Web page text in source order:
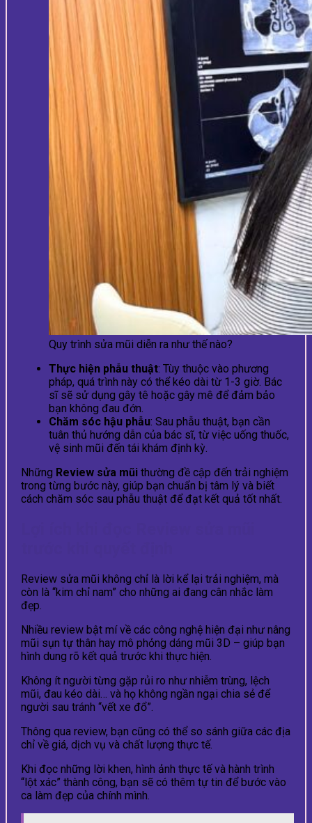
Quy trình sửa mũi diễn ra như thế nào?
Thực hiện phẫu thuật: Tùy thuộc vào phương
pháp, quá trình này có thể kéo dài từ 1-3 giờ. Bác
sĩ sẽ sử dụng gây tê hoặc gây mê để đảm bảo
bạn không đau đớn.
Chăm sóc hậu phẫu: Sau phẫu thuật, bạn cần
tuân thủ hướng dẫn của bác sĩ, từ việc uống thuốc,
vệ sinh mũi đến tái khám định kỳ.
Những Review sửa mũi thường đề cập đến trải nghiệm
trong từng bước này, giúp bạn chuẩn bị tâm lý và biết
cách chăm sóc sau phẫu thuật để đạt kết quả tốt nhất.
Review sửa mũi không chỉ là lời kể lại trải nghiệm, mà
còn là “kim chỉ nam” cho những ai đang cân nhắc làm
đẹp.
Nhiều review bật mí về các công nghệ hiện đại như nâng
mũi sụn tự thân hay mô phỏng dáng mũi 3D – giúp bạn
hình dung rõ kết quả trước khi thực hiện.
Không ít người từng gặp rủi ro như nhiễm trùng, lệch
mũi, đau kéo dài… và họ không ngần ngại chia sẻ để
người sau tránh “vết xe đổ”.
Thông qua review, bạn cũng có thể so sánh giữa các địa
chỉ về giá, dịch vụ và chất lượng thực tế.
Khi đọc những lời khen, hình ảnh thực tế và hành trình
“lột xác” thành công, bạn sẽ có thêm tự tin để bước vào
ca làm đẹp của chính mình.